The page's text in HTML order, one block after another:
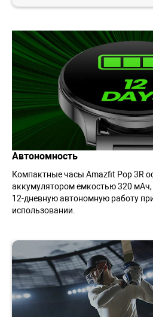
Автономность
Компактные часы Amazfit Pop 3R
аккумулятором емкостью 320
12-дневную автономную работу
использовании.